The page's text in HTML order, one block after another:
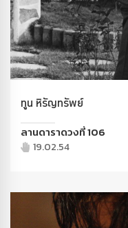
ทูน หิรัญทรัพย์
ลานดาราดวงที่ 106
19.02.54